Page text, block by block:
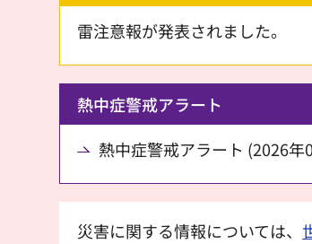
雷注意報が発表されました。
熱中症警戒アラート
熱中症警戒アラート (2026
災害に関する情報については、